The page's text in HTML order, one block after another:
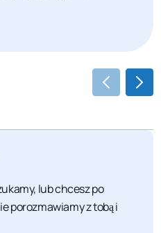
lub chcesz po
porozmawiamy z tobą i